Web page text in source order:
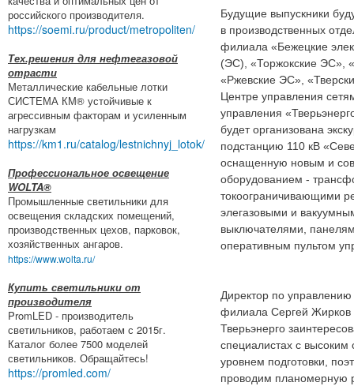
российского производителя.
https://soemi.ru/product/metropoliten/
Тех.решения для нефтегазовой
отрасти
Металлические кабельные лотки
СИСТЕМА КМ® устойчивые к
агрессивным факторам и усиленным
нагрузкам
https://km1.ru/catalog/lestnichnyj_lotok/
Профессиональное освещение
WOLTA®
Промышленные светильники для
освещения складских помещений,
производственных цехов, парковок,
хозяйственных ангаров.
https://www.wolta.ru/
Купить светильники от
производителя
PromLED - производитель
светильников, работаем с 2015г.
Каталог более 7500 моделей
светильников. Обращайтесь!
https://promled.com/
Будущие выпускники
в производственных
филиала «Бежецкие
(ЭС), «Торжокские ЭС»,
«Ржевские ЭС»,
Центре управления
управления
будет организована
подстанцию 110 кВ
оснащенную новым и
оборудованием -
токоограничивающими
элегазовыми и
выключателями,
оперативным пультом
Директор по
филиала Сергей Жирков
Тверьэнерго
специалистах с
уровнем подготовки,
проводим планомерную